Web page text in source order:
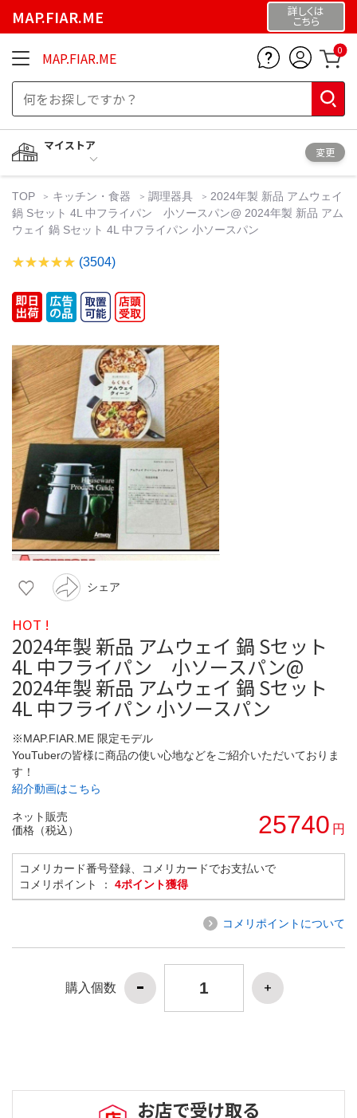
MAP.FIAR.ME 詳しくは
こちら
MAP.FIAR.ME 0
マイストア
変更
TOP キッチン・食器 調理器具
2024年製 新品 アムウェイ
鍋 Sセット 4L 中フライパン 小ソースパン@ 2024年製 新品 アム
ウェイ 鍋 Sセット 4L 中フライパン 小ソースパン
(3504)
シェア
HOT !
2024年製 新品 アムウェイ 鍋 Sセット
4L 中フライパン 小ソースパン@
2024年製 新品 アムウェイ 鍋 Sセット
4L 中フライパン 小ソースパン
※MAP.FIAR.ME 限定モデル
YouTuberの皆様に商品の使い心地などをご紹介いただいておりま
す！
紹介動画はこちら
ネット販売
価格（税込）
25740 円
コメリカード番号登録、コメリカードでお支払いで
コメリポイント ： 4ポイント獲得
コメリポイントについて
購入個数
お店で受け取る